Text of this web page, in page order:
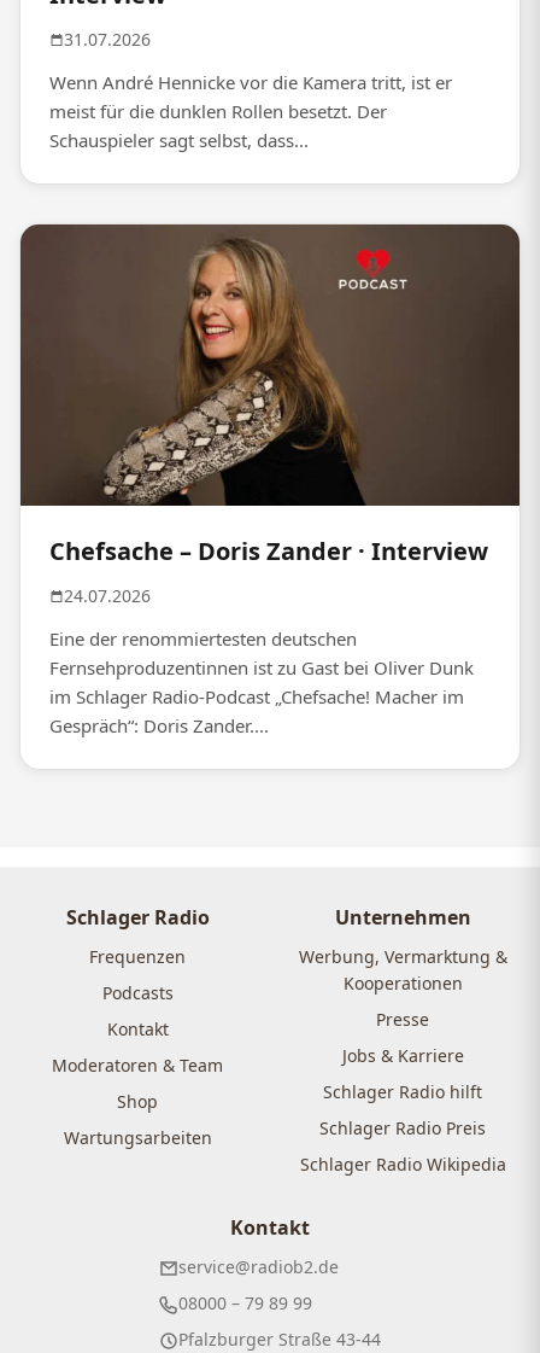
31.07.2026
Wenn André Hennicke vor die Kamera tritt, ist er
meist für die dunklen Rollen besetzt. Der
Schauspieler sagt selbst, dass...
Chefsache – Doris Zander · Interview
24.07.2026
Eine der renommiertesten deutschen
Fernsehproduzentinnen ist zu Gast bei Oliver Dunk
im Schlager Radio-Podcast „Chefsache! Macher im
Gespräch“: Doris Zander....
Schlager Radio
Frequenzen
Podcasts
Kontakt
Moderatoren & Team
Shop
Wartungsarbeiten
Unternehmen
Werbung, Vermarktung &
Kooperationen
Presse
Jobs & Karriere
Schlager Radio hilft
Schlager Radio Preis
Schlager Radio Wikipedia
Kontakt
service@radiob2.de
08000 – 79 89 99
Pfalzburger Straße 43-44